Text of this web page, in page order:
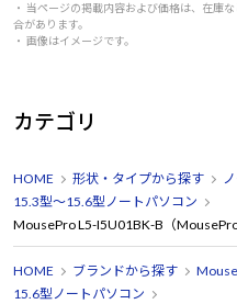
・ 当ページの掲載内容および価格は、在庫
合があります。
・ 画像はイメージです。
カテゴリ
HOME 形状・タイプから探す
15.3型～15.6型ノートパソコン
MousePro L5-I5U01BK-B（
HOME ブランドから探す
15.6型ノートパソコン